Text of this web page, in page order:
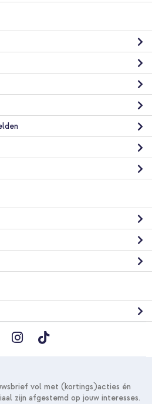
vol met (kortings)acties én
zijn afgestemd op jouw interesses.